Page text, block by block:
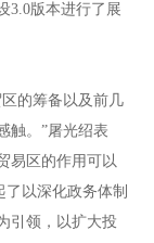
3.0版本进行了展
的筹备以及前几
触。”屠光绍表
易区的作用可以
了以深化政务体制
引领，以扩大投